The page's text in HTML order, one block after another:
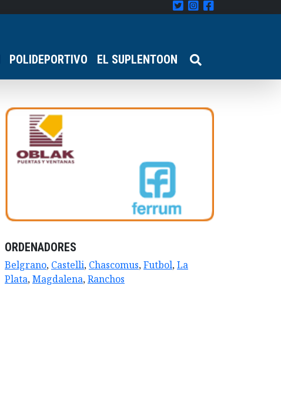
POLIDEPORTIVO EL SUPLENTOON
ORDENADORES
Belgrano, Castelli, Chascomus,Futbol,La
Plata,Magdalena,Ranchos